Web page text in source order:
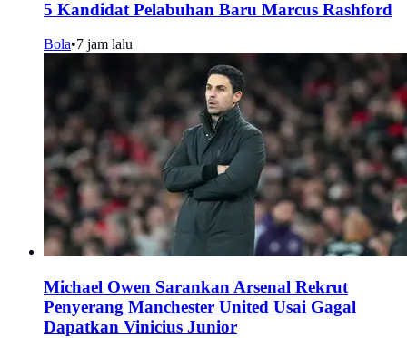
5 Kandidat Pelabuhan Baru Marcus Rashford
Bola•7 jam lalu
Michael Owen Sarankan Arsenal Rekrut
Penyerang Manchester United Usai Gagal
Dapatkan Vinicius Junior